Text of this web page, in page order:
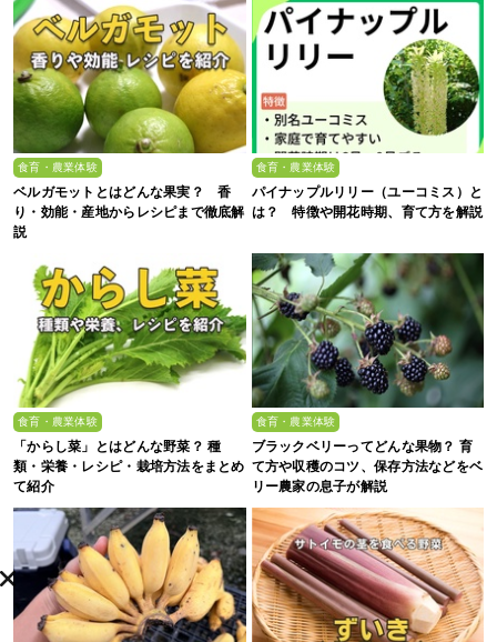
食育・農業体験
ベルガモットとはどんな果実？ 香
り・効能・産地からレシピまで徹底解
説
食育・農業体験
パイナップルリリー（ユーコミス）と
は？ 特徴や開花時期、育て方を解説
食育・農業体験
「からし菜」とはどんな野菜？ 種
類・栄養・レシピ・栽培方法をまとめ
て紹介
食育・農業体験
ブラックベリーってどんな果物？ 育
て方や収穫のコツ、保存方法などをベ
リー農家の息子が解説